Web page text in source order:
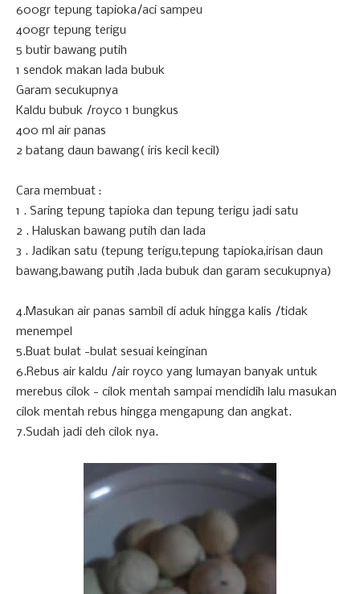
600gr tepung tapioka/aci sampeu
400gr tepung terigu
5 butir bawang putih
1 sendok makan lada bubuk
Garam secukupnya
Kaldu bubuk /royco 1 bungkus
400 ml air panas
2 batang daun bawang( iris kecil kecil)
Cara membuat :
1 . Saring tepung tapioka dan tepung terigu jadi satu
2 . Haluskan bawang putih dan lada
3 . Jadikan satu (tepung terigu,tepung tapioka,irisan daun
bawang,bawang putih ,lada bubuk dan garam secukupnya)
4.Masukan air panas sambil di aduk hingga kalis /tidak
menempel
5.Buat bulat -bulat sesuai keinginan
6.Rebus air kaldu /air royco yang lumayan banyak untuk
merebus cilok - cilok mentah sampai mendidih lalu masukan
cilok mentah rebus hingga mengapung dan angkat.
7.Sudah jadi deh cilok nya.